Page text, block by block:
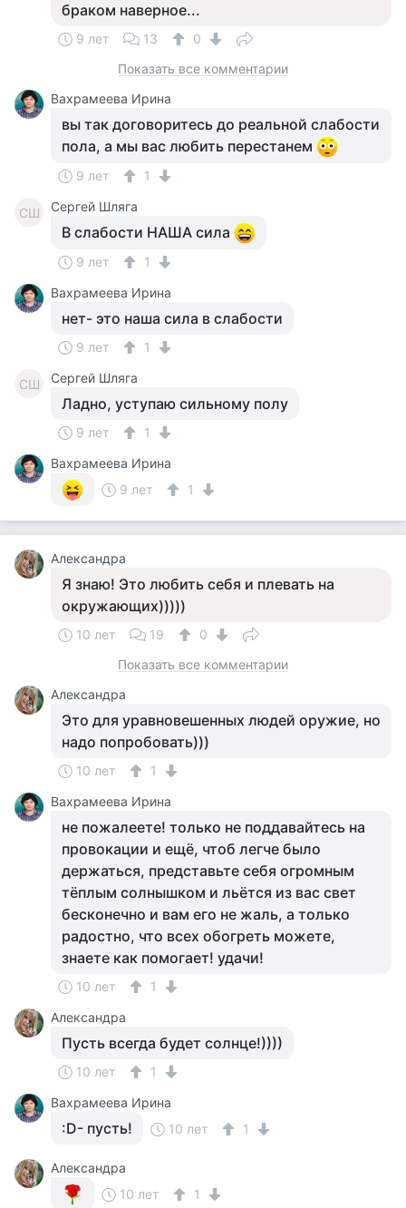
браком наверное...
9 лет 13
0
Показать все комментарии
Вахрамеева Ирина
вы так договоритесь до реальной слабости
пола, а мы вас любить перестанем
9 лет 1
СШ Сергей Шляга
В слабости НАША сила
9 лет
1
Вахрамеева Ирина
нет- это наша сила в слабости
9 лет 1
СШ Сергей Шляга
Ладно, уступаю сильному полу
9 лет
1
Вахрамеева Ирина
9 лет
1
Александра
Я знаю! Это любить себя и плевать на
окружающих)))))
10 лет 19
0
Показать все комментарии
Александра
Это для уравновешенных людей оружие, но
надо попробовать)))
10 лет
1
Вахрамеева Ирина
не пожалеете! только не поддавайтесь на
провокации и ещё, чтоб легче было
держаться, представьте себя огромным
тёплым солнышком и льётся из вас свет
бесконечно и вам его не жаль, а только
радостно, что всех обогреть можете,
знаете как помогает! удачи!
10 лет
1
Александра
Пусть всегда будет солнце!))))
10 лет
1
Вахрамеева Ирина
:D- пусть! 10 лет 1
Александра
10 лет
1